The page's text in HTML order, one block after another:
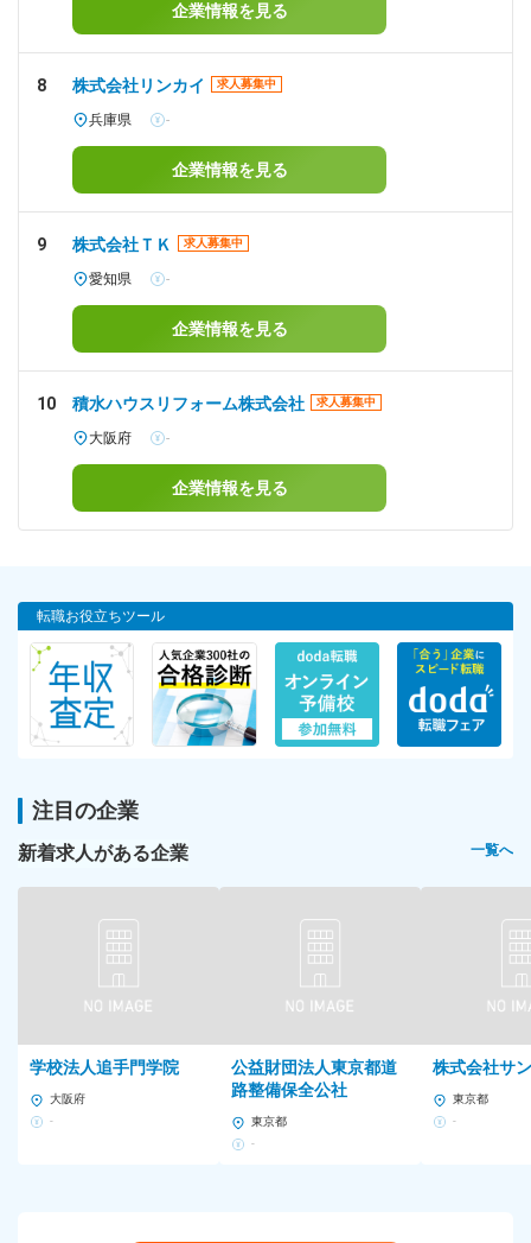
企業情報を見る
8 株式会社リンカイ 求人募集中
兵庫県 -
企業情報を見る
9 株式会社ＴＫ 求人募集中
愛知県 -
企業情報を見る
10 積水ハウスリフォーム株式会社 求人募集中
大阪府 -
企業情報を見る
転職お役立ちツール
注目の企業
新着求人がある企業 一覧へ
学校法人追手門学院
大阪府
-
公益財団法人東京都道
路整備保全公社
東京都
-
株式会社サ
東京都
-